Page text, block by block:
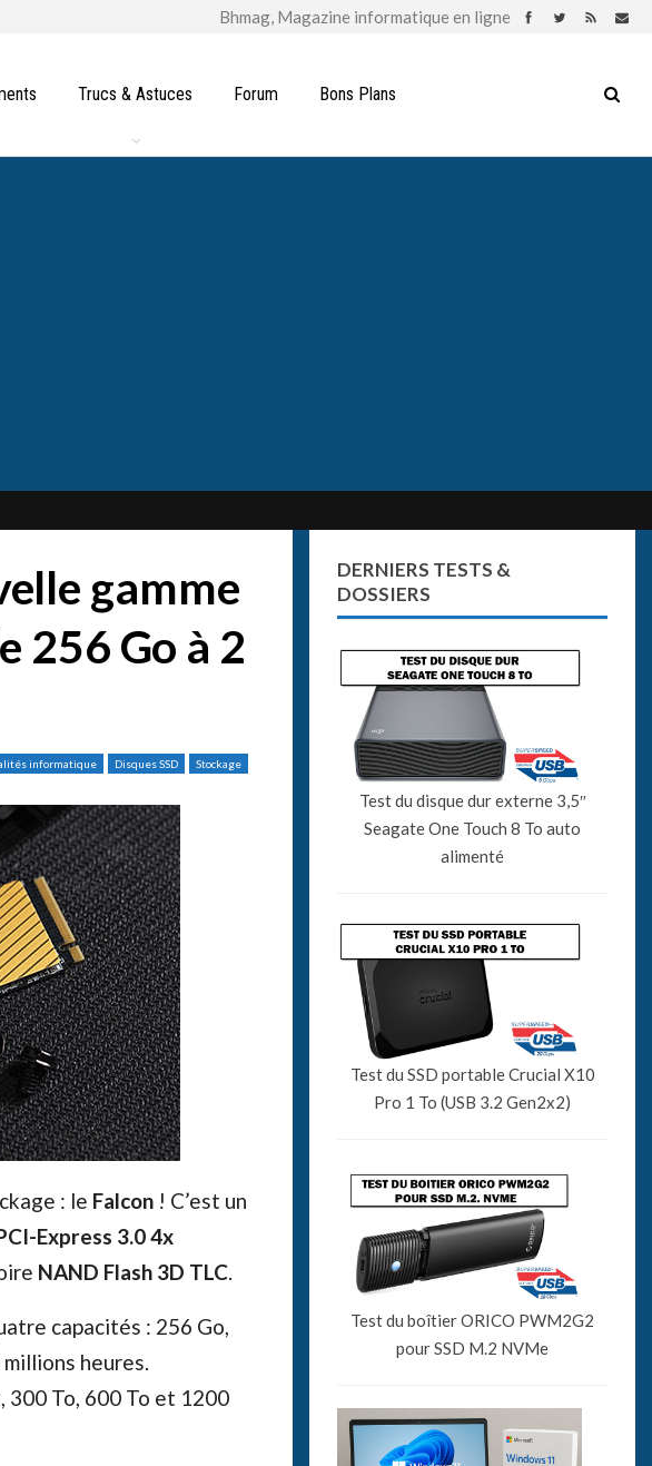
Trucs & Astuces Forum Bons Plans
gamme
256 Go à 2
informatique Disques SSD Stockage
: le Falcon! C’est un
Express 3.0 4x
NAND Flash 3D TLC.
capacités : 256 Go,
heures.
300 To, 600 To et 1200
DERNIERS TESTS &
DOSSIERS
Test du disque dur externe 3,5″
Seagate One Touch 8 To auto
alimenté
Test du SSD portable Crucial X10
Pro 1 To (USB 3.2 Gen2x2)
Test du boîtier ORICO PWM2G2
pour SSD M.2 NVMe